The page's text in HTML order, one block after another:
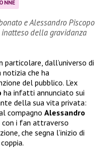
e Alessandro Piscopo
della gravidanza
dall’universo di
notizia che ha
del pubblico. L’ex
ha infatti annunciato sui
della sua vita privata:
compagno Alessandro
con i fan attraverso
che segna l’inizio di